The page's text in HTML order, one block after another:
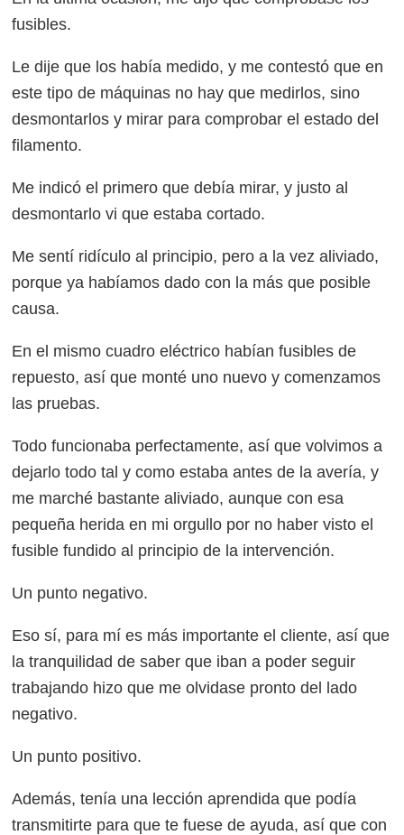
fusibles.
Le dije que los había medido, y me contestó que en
este tipo de máquinas no hay que medirlos, sino
desmontarlos y mirar para comprobar el estado del
filamento.
Me indicó el primero que debía mirar, y justo al
desmontarlo vi que estaba cortado.
Me sentí ridículo al principio, pero a la vez aliviado,
porque ya habíamos dado con la más que posible
causa.
En el mismo cuadro eléctrico habían fusibles de
repuesto, así que monté uno nuevo y comenzamos
las pruebas.
Todo funcionaba perfectamente, así que volvimos a
dejarlo todo tal y como estaba antes de la avería, y
me marché bastante aliviado, aunque con esa
pequeña herida en mi orgullo por no haber visto el
fusible fundido al principio de la intervención.
Un punto negativo.
Eso sí, para mí es más importante el cliente, así que
la tranquilidad de saber que iban a poder seguir
trabajando hizo que me olvidase pronto del lado
negativo.
Un punto positivo.
Además, tenía una lección aprendida que podía
transmitirte para que te fuese de ayuda, así que con